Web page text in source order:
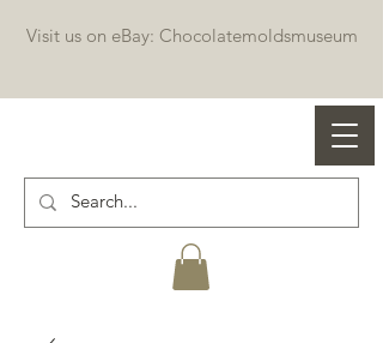
Professional chocolate molds
Visit us on eBay: Chocolatemoldsmuseum